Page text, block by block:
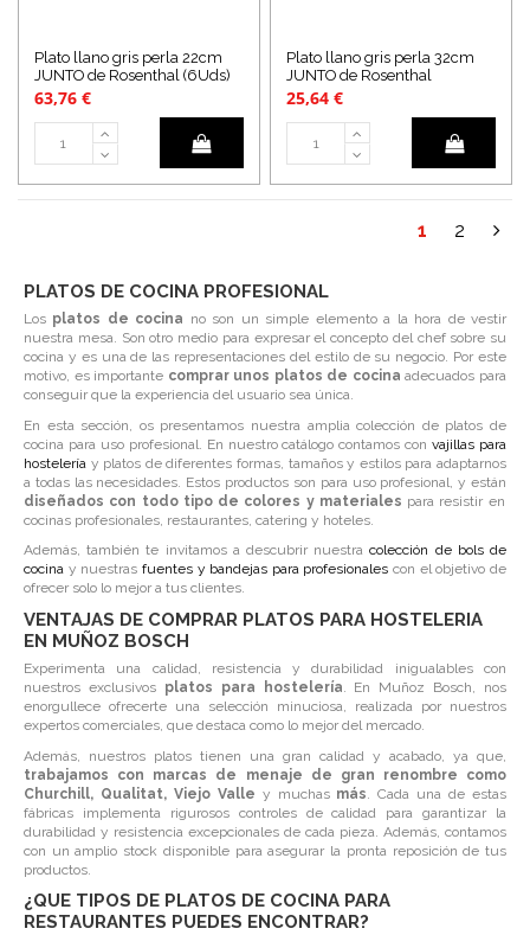
Plato llano gris perla 22cm
JUNTO de Rosenthal (6Uds)
63,76 €
Plato llano gris perla 32cm
JUNTO de Rosenthal
25,64 €
1 2
PLATOS DE COCINA PROFESIONAL
Los platos de cocina no son un simple elemento a la hora de vestir
nuestra mesa. Son otro medio para expresar el concepto del chef sobre su
cocina y es una de las representaciones del estilo de su negocio. Por este
motivo, es importante comprar unos platos de cocina adecuados para
conseguir que la experiencia del usuario sea única.
En esta sección, os presentamos nuestra amplia colección de platos de
cocina para uso profesional. En nuestro catálogo contamos convajillas para
hostelería y platos de diferentes formas, tamaños y estilos para adaptarnos
a todas las necesidades. Estos productos son para uso profesional, y están
diseñados con todo tipo de colores y materiales para resistir en
cocinas profesionales, restaurantes, catering y hoteles.
Además, también te invitamos a descubrir nuestracolección de bols de
cocina y nuestras fuentes y bandejas para profesionales con el objetivo de
ofrecer solo lo mejor a tus clientes.
VENTAJAS DE COMPRAR PLATOS PARA HOSTELERIA
EN MUÑOZ BOSCH
Experimenta una calidad, resistencia y durabilidad inigualables con
nuestros exclusivos platos para hostelería. En Muñoz Bosch, nos
enorgullece ofrecerte una selección minuciosa, realizada por nuestros
expertos comerciales, que destaca como lo mejor del mercado.
Además, nuestros platos tienen una gran calidad y acabado, ya que,
trabajamos con marcas de menaje de gran renombre como
Churchill, Qualitat, Viejo Valle y muchasmás
. Cada una de estas
fábricas implementa rigurosos controles de calidad para garantizar la
durabilidad y resistencia excepcionales de cada pieza. Además, contamos
con un amplio stock disponible para asegurar la pronta reposición de tus
productos.
¿QUE TIPOS DE PLATOS DE COCINA PARA
RESTAURANTES PUEDES ENCONTRAR?